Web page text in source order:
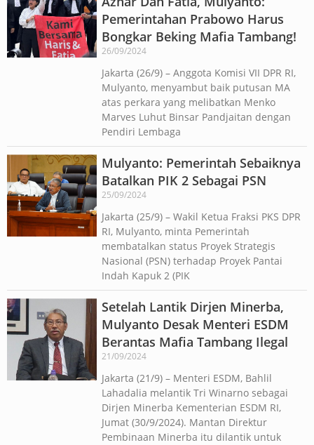
Pemerintahan Prabowo Harus
Bongkar Beking Mafia Tambang!
26/09/2024
Jakarta (26/9) – Anggota Komisi VII DPR RI,
Mulyanto, menyambut baik putusan MA
atas perkara yang melibatkan Menko
Marves Luhut Binsar Pandjaitan dengan
Pendiri Lembaga
Mulyanto: Pemerintah Sebaiknya
Batalkan PIK 2 Sebagai PSN
25/09/2024
Jakarta (25/9) – Wakil Ketua Fraksi PKS DPR
RI, Mulyanto, minta Pemerintah
membatalkan status Proyek Strategis
Nasional (PSN) terhadap Proyek Pantai
Indah Kapuk 2 (PIK
Setelah Lantik Dirjen Minerba,
Mulyanto Desak Menteri ESDM
Berantas Mafia Tambang Ilegal
21/09/2024
Jakarta (21/9) – Menteri ESDM, Bahlil
Lahadalia melantik Tri Winarno sebagai
Dirjen Minerba Kementerian ESDM RI,
Jumat (30/9/2024). Mantan Direktur
Pembinaan Minerba itu dilantik untuk